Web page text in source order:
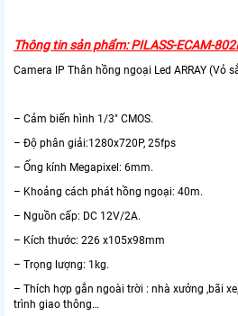
Thông tin sản phẩm: PILASS-ECAM-
Camera IP Thân hồng ngoại Led ARRAY (Vỏ
– Cảm biến hình 1/3″ CMOS.
– Độ phân giải:1280x720P, 25fps
– Ống kính Megapixel: 6mm.
– Khoảng cách phát hồng ngoại: 40m.
– Nguồn cấp: DC 12V/2A.
– Kích thước: 226 x105x98mm
– Trọng lượng: 1kg.
– Thích hợp gắn ngoài trời : nhà xưởng ,bãi
trình giao thông…